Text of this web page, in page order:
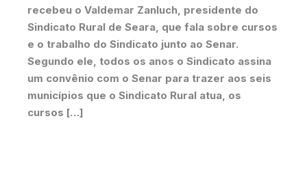
recebeu o Valdemar Zanluch, presidente do
Sindicato Rural de Seara, que fala sobre cursos
e o trabalho do Sindicato junto ao Senar.
Segundo ele, todos os anos o Sindicato assina
um convênio com o Senar para trazer aos seis
municípios que o Sindicato Rural atua, os
cursos […]